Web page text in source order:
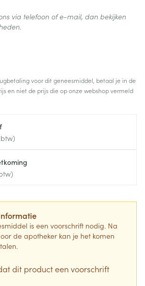
voor dit geneesmiddel, betaal je in de
en niet de prijs die op onze webshop vermeld
is een voorschrift nodig. Na
de apotheker kan je het komen
dit product een voorschrift
via telefoon of e-mail, dan bekijken